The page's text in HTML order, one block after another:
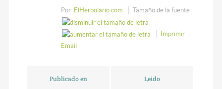
Por ElHerbolario.com Tamaño de la fuente
Imprimir
Email
Publicado en Leído